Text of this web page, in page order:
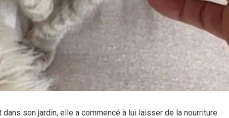
dans son jardin, elle a commencé à lui laisser de la nourriture.